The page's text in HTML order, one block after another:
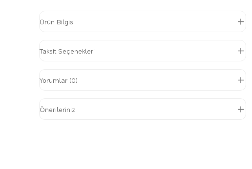
Ürün Bilgisi
Taksit Seçenekleri
Yorumlar (0)
Önerileriniz